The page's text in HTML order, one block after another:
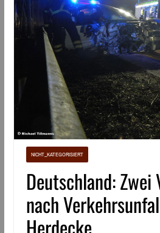
NICHT_KATEGORISIERT
Deutschland: Zwei
nach